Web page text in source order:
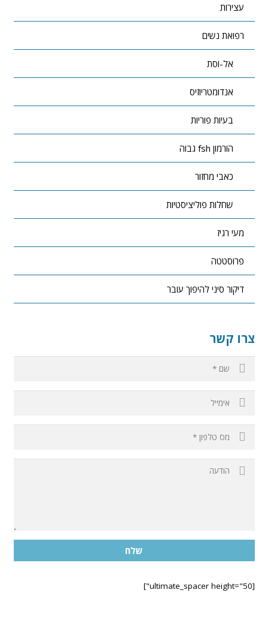
עצירות
רפואת נשים
אל-וסת
אנדומטריוזיס
בעיות פוריות
הורמון fsh גבוה
כאבי מחזור
שחלות פוליציסטיות
מעי רגיז
פרוסטטה
דיקור סיני להיפוך עובר
צרו קשר
שלח
[ultimate_spacer height="50"]